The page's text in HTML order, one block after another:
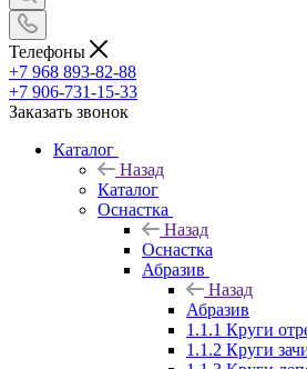
Телефоны
+7 968 893-82-88
+7 906-731-15-33
Заказать звонок
Каталог
Назад
Каталог
Оснастка
Назад
Оснастка
Абразив
Назад
Абразив
1.1.1 Круги
1.1.2 Круги